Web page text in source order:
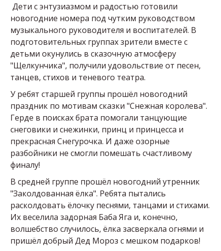
Дети с энтузиазмом и радостью готовили
новогодние номера под чутким руководством
музыкального руководителя и воспитателей. В
подготовительных группах зрители вместе с
детьми окунулись в сказочную атмосферу
"Щелкунчика", получили удовольствие от песен,
танцев, стихов и теневого театра.
У ребят старшей группы прошёл новогодний
праздник по мотивам сказки "Снежная королева".
Герде в поисках брата помогали танцующие
снеговики и снежинки, принц и принцесса и
прекрасная Снегурочка. И даже озорные
разбойники не смогли помешать счастливому
финалу!
В средней группе прошёл новогодний утренник
"Заколдованная ёлка". Ребята пытались
расколдовать ёлочку песнями, танцами и стихами.
Их веселила задорная Баба Яга и, конечно,
волшебство случилось, ёлка засверкала огнями и
пришёл добрый Дед Мороз с мешком подарков!